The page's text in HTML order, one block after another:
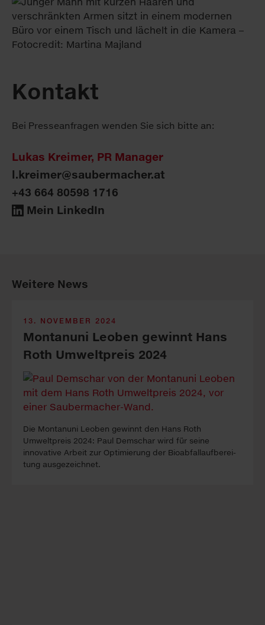
Kontakt
Bei Presseanfragen wenden Sie sich bitte an:
Lukas Kreimer, PR Manager
l.kreimer@saubermacher.at
+43 664 80598 1716
Mein LinkedIn
Weitere News
13. NOVEMBER 2024
Montanuni Leoben gewinnt Hans
Roth Umweltpreis 2024
Die Montanuni Leoben gewinnt den Hans Roth
Umweltpreis 2024: Paul Demschar wird für seine
innovative Arbeit zur Op­ti­mierung der Bioabfall­auf­be­rei­
tung aus­ge­zeichnet.